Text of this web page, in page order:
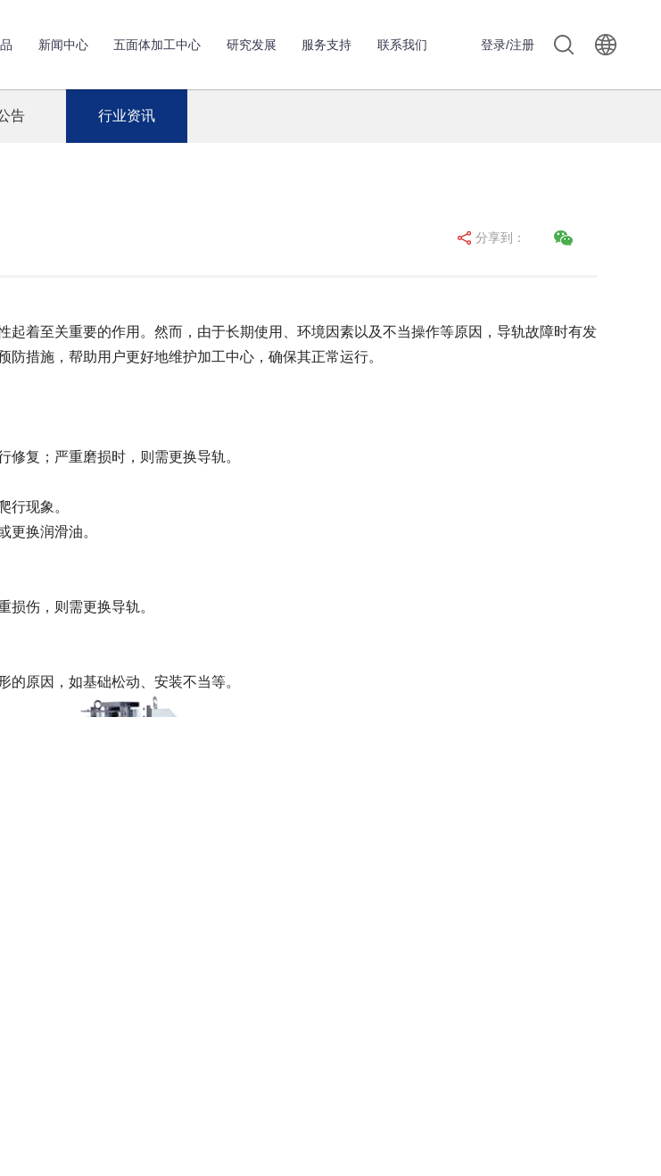
新闻中心 五面体加工中心 研究发展 服务支持 联系我们 登录/注册
告 行业资讯
分享到：
着至关重要的作用。然而，由于长期使用、环境因素以及不当操作等原因，导轨故障时有发
措施，帮助用户更好地维护加工中心，确保其正常运行。
复；严重磨损时，则需更换导轨。
现象。
换润滑油。
伤，则需更换导轨。
原因，如基础松动、安装不当等。